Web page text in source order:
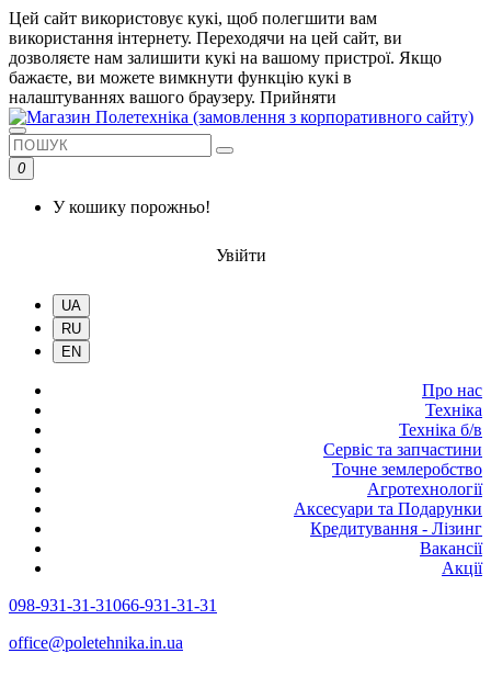
Цей сайт використовує кукі, щоб полегшити вам
використання інтернету. Переходячи на цей сайт, ви
дозволяєте нам залишити кукі на вашому пристрої. Якщо
бажаєте, ви можете вимкнути функцію кукі в
налаштуваннях вашого браузеру. Прийняти
0
У кошику порожньо!
Увійти
UA
RU
EN
Про нас
Техніка
Техніка б/в
Сервіс та запчастини
Точне землеробство
Агротехнології
Аксесуари та Подарунки
Кредитування - Лізинг
Вакансії
Акції
098-931-31-31066-931-31-31
office@poletehnika.in.ua